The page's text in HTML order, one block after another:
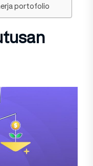
portofolio